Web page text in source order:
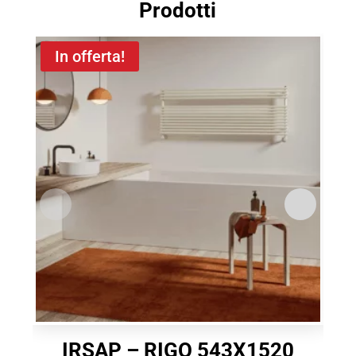
Prodotti
In offerta!
IRSAP – RIGO 543X1520